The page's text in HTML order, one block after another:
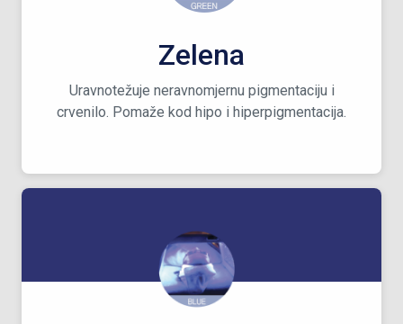
Zelena
Uravnotežuje neravnomjernu pigmentaciju i
crvenilo. Pomaže kod hipo i hiperpigmentacija.